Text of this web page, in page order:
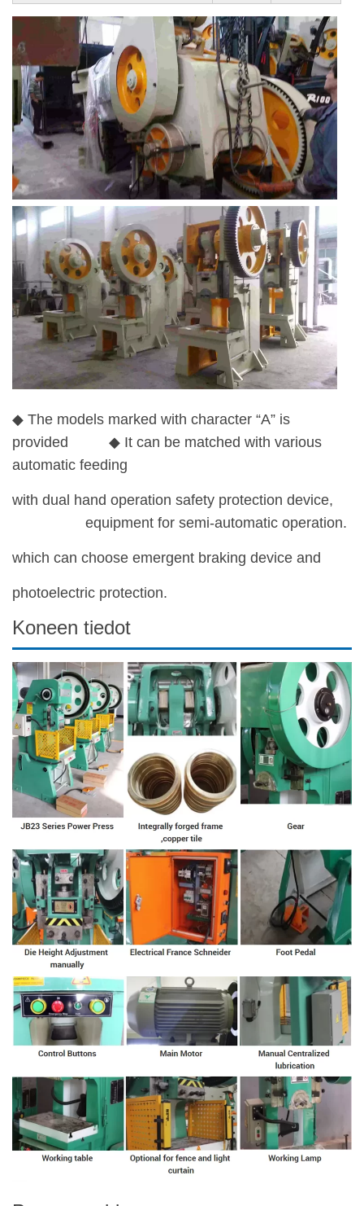
◆ The models marked with character “A” is
provided ◆ It can be matched with various
automatic feeding
with dual hand operation safety protection device,
equipment for semi-automatic operation.
which can choose emergent braking device and
photoelectric protection.
Koneen tiedot